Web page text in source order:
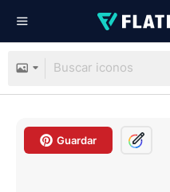
Guardar